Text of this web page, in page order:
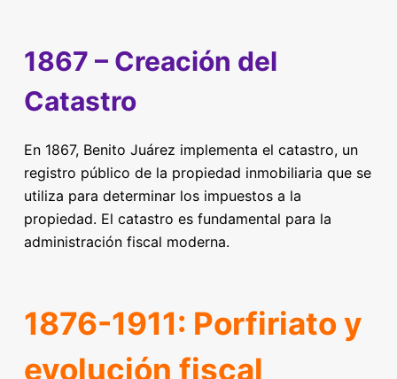
1867 – Creación del
Catastro
En 1867, Benito Juárez implementa el catastro, un
registro público de la propiedad inmobiliaria que se
utiliza para determinar los impuestos a la
propiedad. El catastro es fundamental para la
administración fiscal moderna.
1876-1911: Porfiriato y
evolución fiscal